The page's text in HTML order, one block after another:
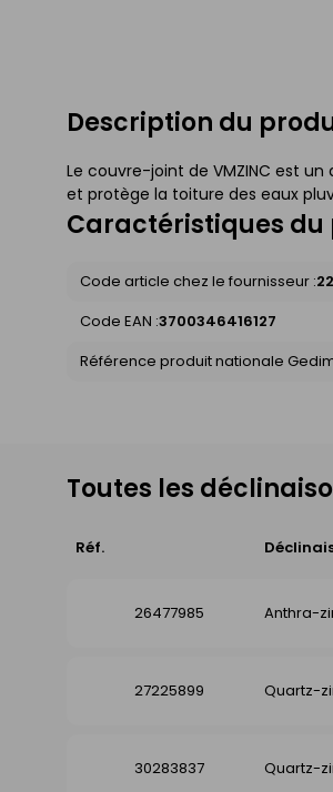
Description du
Le couvre-joint de VMZINC est
et protège la toiture des eaux
Caractéristiques du
Code article chez le fournisseur :
Code EAN :3700346416127
Référence produit nationale
Toutes les
Réf.
26477985 Anthra-
27225899
Quartz-
30283837
Quartz-